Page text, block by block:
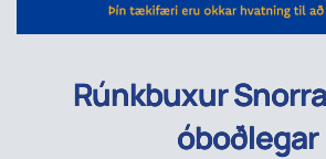
Rúnkbuxur
óboðlegar